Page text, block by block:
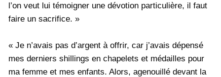
l’on veut lui témoigner une dévotion particulière, il faut
faire un sacrifice. »
« Je n’avais pas d’argent à offrir, car j’avais dépensé
mes derniers shillings en chapelets et médailles pour
ma femme et mes enfants. Alors, agenouillé devant la